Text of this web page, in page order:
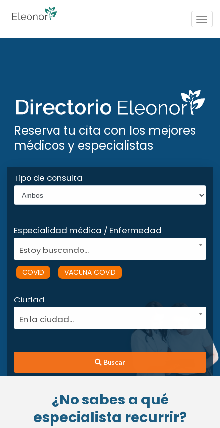
Reserva tu cita con los mejores
médicos y especialistas
Tipo de consulta
Especialidad médica / Enfermedad
Estoy buscando...
COVID VACUNA COVID
Ciudad
En la ciudad...
Buscar
¿No sabes a qué
especialista recurrir?